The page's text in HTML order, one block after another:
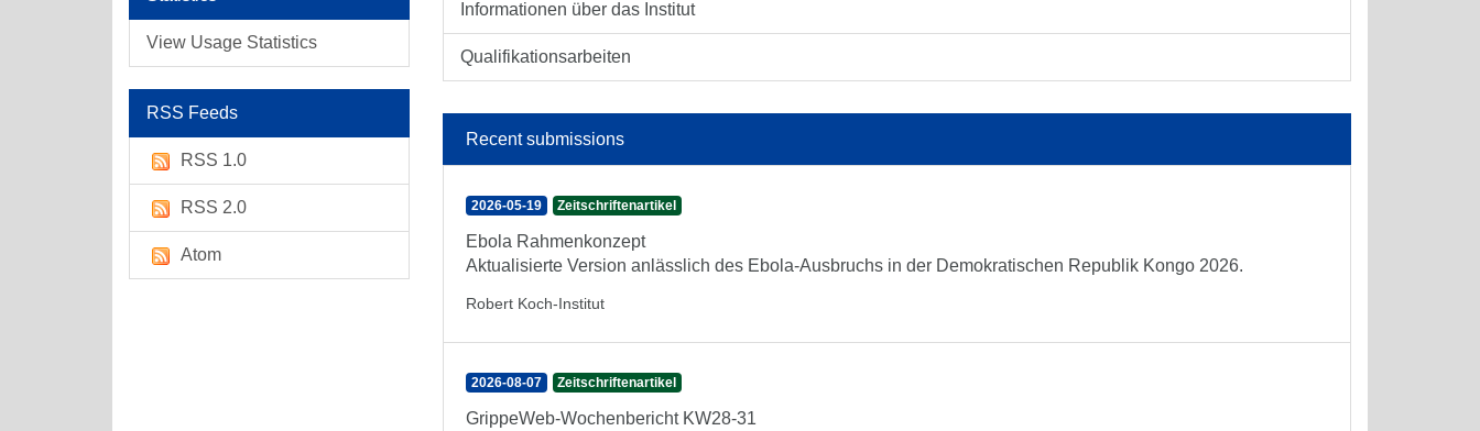
View Usage Statistics
RSS Feeds
RSS 1.0
RSS 2.0
Atom
Informationen über das Institut
Qualifikationsarbeiten
Recent submissions
2026-05-19 Zeitschriftenartikel
Ebola Rahmenkonzept
Aktualisierte Version anlässlich des Ebola-Ausbruchs in der Demokratischen Republik Kongo 2026.
Robert Koch-Institut
2026-08-07 Zeitschriftenartikel
GrippeWeb-Wochenbericht KW28-31